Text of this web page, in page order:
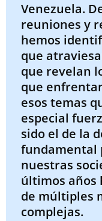
Venezuela.
reuniones y
hemos
que
que revelan
que
esos temas
especial
sido el de la
fundamental
nuestras
últimos años
de múltiples
complejas.